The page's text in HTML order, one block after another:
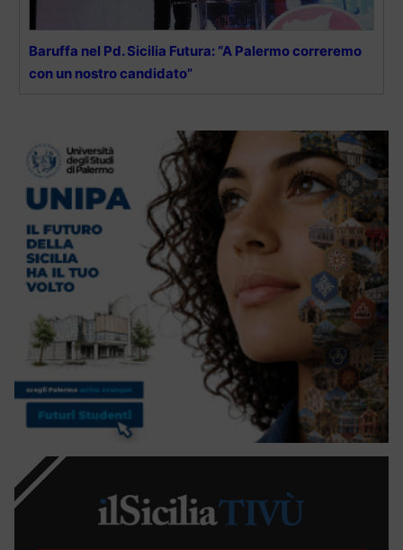
Baruffa nel Pd. Sicilia Futura: “A Palermo correremo
con un nostro candidato”